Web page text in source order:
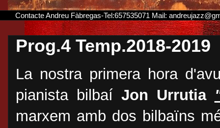
Contacte Andreu Fàbregas-Tel:657535071 Mail:
Prog.4 Temp.2018-2019
La nostra primera hora
pianista bilbaí Jon Urrutia
marxem amb dos bilbaïns